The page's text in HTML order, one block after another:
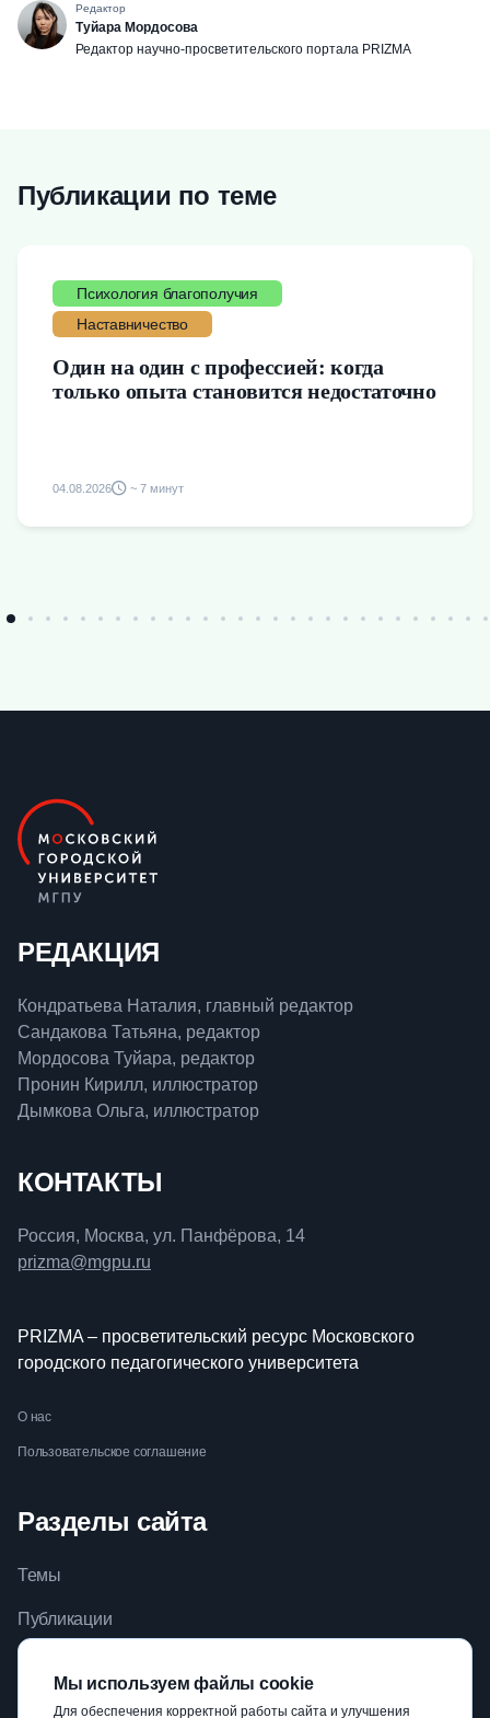
Редактор
Туйара Мордосова
Редактор научно-просветительского портала PRIZMA
Публикации по теме
Психология благополучия
Наставничество
Один на один с профессией: когда
только опыта становится недостаточно
04.08.2026 ~ 7 минут
РЕДАКЦИЯ
Кондратьева Наталия, главный редактор
Сандакова Татьяна, редактор
Мордосова Туйара, редактор
Пронин Кирилл, иллюстратор
Дымкова Ольга, иллюстратор
КОНТАКТЫ
Россия, Москва, ул. Панфёрова, 14
prizma@mgpu.ru
PRIZMA – просветительский ресурс Московского
городского педагогического университета
О нас
Пользовательское соглашение
Разделы сайта
Темы
Публикации
Библиотека
Мы используем файлы cookie
Для обеспечения корректной работы сайта и улучшения